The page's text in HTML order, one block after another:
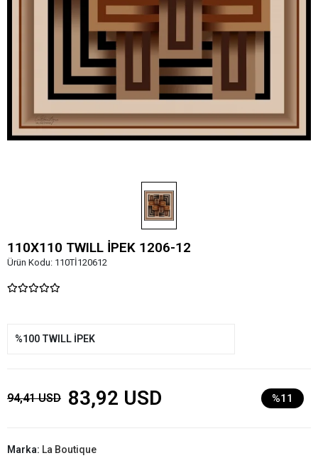
110X110 TWILL İPEK 1206-12
Ürün Kodu: 110Tİ120612
%100 TWILL İPEK
94,41 USD 83,92 USD %11
Marka: La Boutique